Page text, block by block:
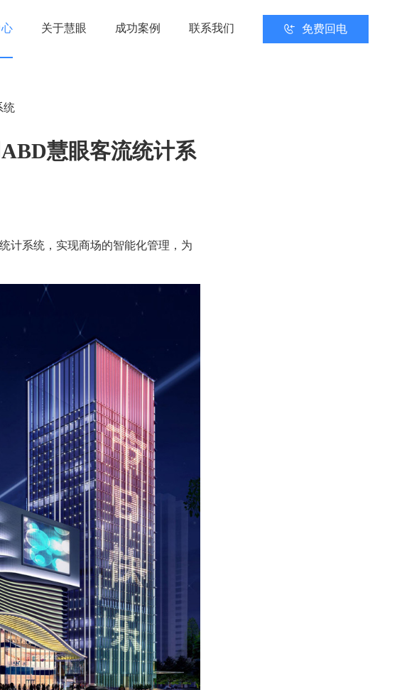
关于慧眼 成功案例 联系我们 免费回电
统
慧眼客流统计系
计系统，实现商场的智能化管理，为